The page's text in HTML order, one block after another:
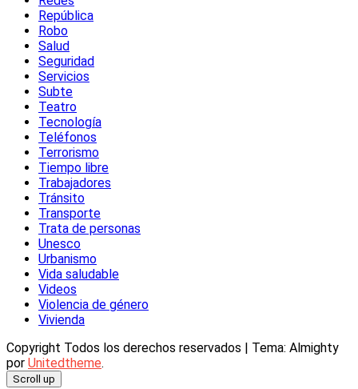
República
Robo
Salud
Seguridad
Servicios
Subte
Teatro
Tecnología
Teléfonos
Terrorismo
Tiempo libre
Trabajadores
Tránsito
Transporte
Trata de personas
Unesco
Urbanismo
Vida saludable
Videos
Violencia de género
Vivienda
Copyright Todos los derechos reservados | Tema: Almighty
por Unitedtheme.
Scroll up